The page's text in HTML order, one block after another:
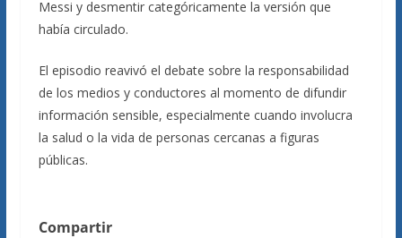
Messi y desmentir categóricamente la versión que
había circulado.
El episodio reavivó el debate sobre la responsabilidad
de los medios y conductores al momento de difundir
información sensible, especialmente cuando involucra
la salud o la vida de personas cercanas a figuras
públicas.
Compartir